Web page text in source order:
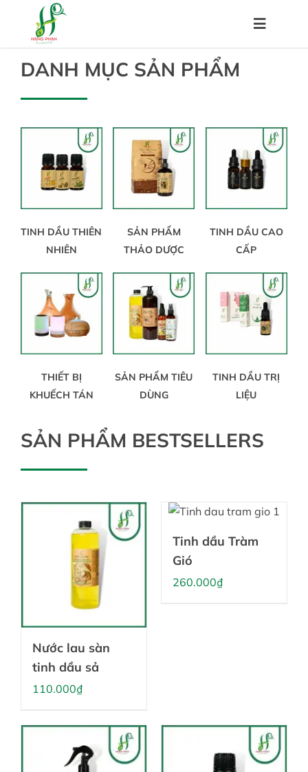
content
Toggle
Trang chủ
Về chúng tôi
Sản phẩm
Kiến thức
Tin tức
Liên hệ
Tài khoản
DANH MỤC SẢN PHẨM
TINH DẦU THIÊN
NHIÊN
SẢN PHẨM
THẢO DƯỢC
TINH DẦU CAO
CẤP
THIẾT BỊ
KHUẾCH TÁN
SẢN PHẨM TIÊU
DÙNG
TINH DẦU TRỊ
LIỆU
SẢN PHẨM BESTSELLERS
Nước lau sàn
tinh dầu sả
110.000₫
Tinh dầu Tràm
Gió
260.000₫